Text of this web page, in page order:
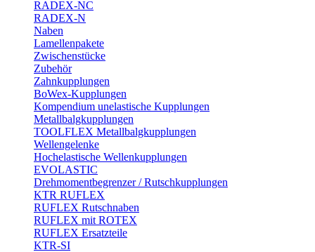
RADEX-NC
RADEX-N
Naben
Lamellenpakete
Zwischenstücke
Zubehör
Zahnkupplungen
BoWex-Kupplungen
Kompendium unelastische Kupplungen
Metallbalgkupplungen
TOOLFLEX Metallbalgkupplungen
Wellengelenke
Hochelastische Wellenkupplungen
EVOLASTIC
Drehmomentbegrenzer / Rutschkupplungen
KTR RUFLEX
RUFLEX Rutschnaben
RUFLEX mit ROTEX
RUFLEX Ersatzteile
KTR-SI